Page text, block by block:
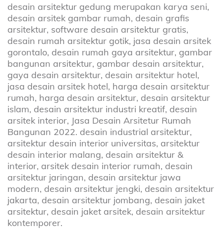
desain arsitektur gedung merupakan karya seni,
desain arsitek gambar rumah, desain grafis
arsitektur, software desain arsitektur gratis,
desain rumah arsitektur gotik, jasa desain arsitek
gorontalo, desain rumah gaya arsitektur, gambar
bangunan arsitektur, gambar desain arsitektur,
gaya desain arsitektur, desain arsitektur hotel,
jasa desain arsitek hotel, harga desain arsitektur
rumah, harga desain arsitektur, desain arsitektur
islam, desain arsitektur industri kreatif, desain
arsitek interior, Jasa Desain Arsitetur Rumah
Bangunan 2022. desain industrial arsitektur,
arsitektur desain interior universitas, arsitektur
desain interior malang, desain arsitektur &
interior, arsitek desain interior rumah, desain
arsitektur jaringan, desain arsitektur jawa
modern, desain arsitektur jengki, desain arsitektur
jakarta, desain arsitektur jombang, desain jaket
arsitektur, desain jaket arsitek, desain arsitektur
kontemporer.